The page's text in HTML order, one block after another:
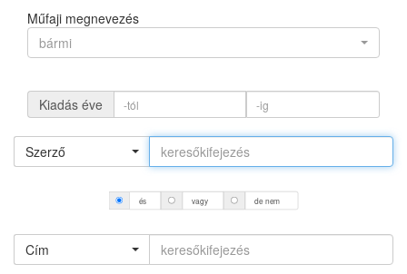
Műfaji megnevezés
bármi
Kiadás éve
Szerző
és vagy de nem
Cím